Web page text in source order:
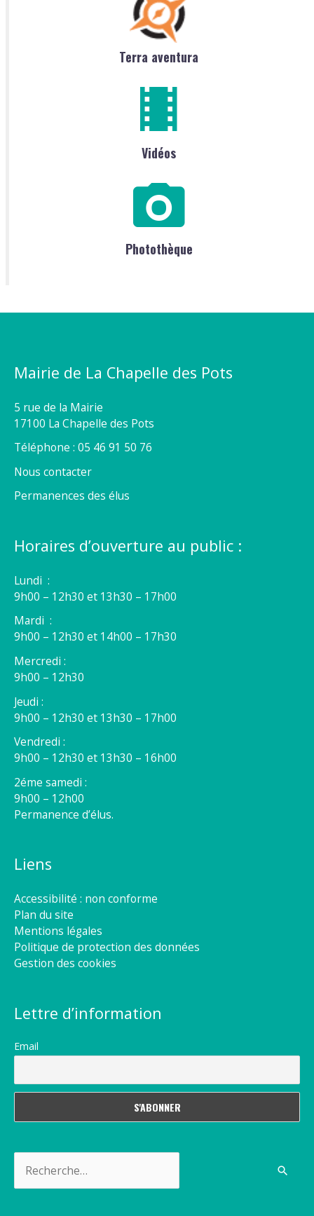
Terra aventura
Vidéos
Photothèque
Mairie de La Chapelle des Pots
5 rue de la Mairie
17100 La Chapelle des Pots
Téléphone : 05 46 91 50 76
Nous contacter
Permanences des élus
Horaires d’ouverture au public :
Lundi :
9h00 – 12h30 et 13h30 – 17h00
Mardi :
9h00 – 12h30 et 14h00 – 17h30
Mercredi :
9h00 – 12h30
Jeudi :
9h00 – 12h30 et 13h30 – 17h00
Vendredi :
9h00 – 12h30 et 13h30 – 16h00
2éme samedi :
9h00 – 12h00
Permanence d’élus.
Liens
Accessibilité : non conforme
Plan du site
Mentions légales
Politique de protection des données
Gestion des cookies
Lettre d’information
Email